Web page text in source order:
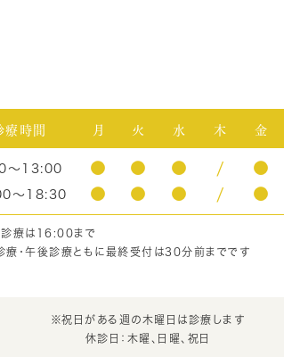
療時間 月 火 水 木 金
～13:00 ● ● ● / ●
～18:30 ● ● ● / ●
療は16:00まで
・午後診療ともに最終受付は30分前までです
※祝日がある週の木曜日は診療します
休診日：木曜、日曜、祝日